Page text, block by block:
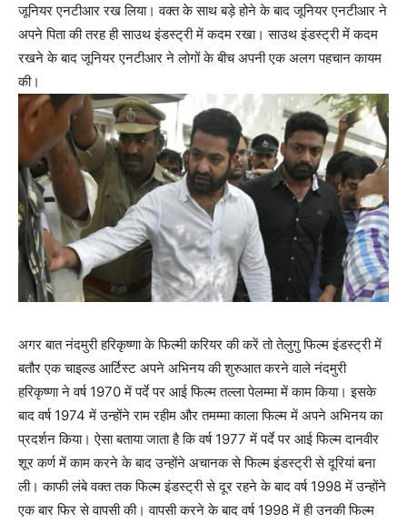
जूनियर एनटीआर रख लिया। वक्त के साथ बड़े होने के बाद जूनियर एनटीआर ने
अपने पिता की तरह ही साउथ इंडस्ट्री में कदम रखा। साउथ इंडस्ट्री में कदम
रखने के बाद जूनियर एनटीआर ने लोगों के बीच अपनी एक अलग पहचान कायम
की।
अगर बात नंदमुरी हरिकृष्णा के फिल्मी करियर की करें तो तेलुगु फिल्म इंडस्ट्री में
बतौर एक चाइल्ड आर्टिस्ट अपने अभिनय की शुरुआत करने वाले नंदमुरी
हरिकृष्णा ने वर्ष 1970 में पर्दे पर आई फिल्म तल्ला पेलम्मा में काम किया। इसके
बाद वर्ष 1974 में उन्होंने राम रहीम और तमम्मा काला फिल्म में अपने अभिनय का
प्रदर्शन किया। ऐसा बताया जाता है कि वर्ष 1977 में पर्दे पर आई फिल्म दानवीर
शूर कर्ण में काम करने के बाद उन्होंने अचानक से फिल्म इंडस्ट्री से दूरियां बना
ली। काफी लंबे वक्त तक फिल्म इंडस्ट्री से दूर रहने के बाद वर्ष 1998 में उन्होंने
एक बार फिर से वापसी की। वापसी करने के बाद वर्ष 1998 में ही उनकी फिल्म